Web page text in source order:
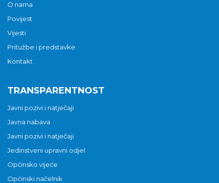
O nama
Povijest
Vijesti
Pritužbe i predstavke
Kontakt
TRANSPARENTNOST
Javni pozivi i natječaji
Javna nabava
Javni pozivi i natječaji
Jedinstveni upravni odjel
Općinsko vijeće
Općinski načelnik